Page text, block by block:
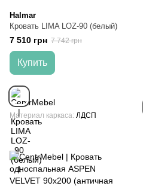
Halmar
Кровать LIMA LOZ-90 (белый)
7 510 грн 7 742 грн
Купить
Материал каркаса ЛДСП